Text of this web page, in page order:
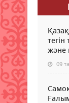
және
09